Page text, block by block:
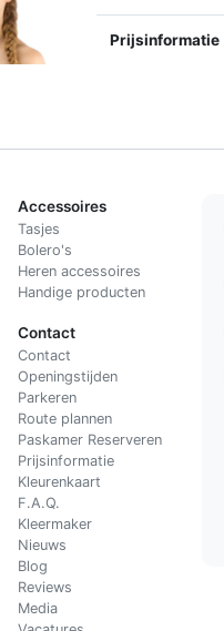
Prijsinformatie
Accessoires
Tasjes
Bolero's
Heren accessoires
Handige producten
Contact
Contact
Openingstijden
Parkeren
Route plannen
Paskamer Reserveren
Prijsinformatie
Kleurenkaart
F.A.Q.
Kleermaker
Nieuws
Blog
Reviews
Media